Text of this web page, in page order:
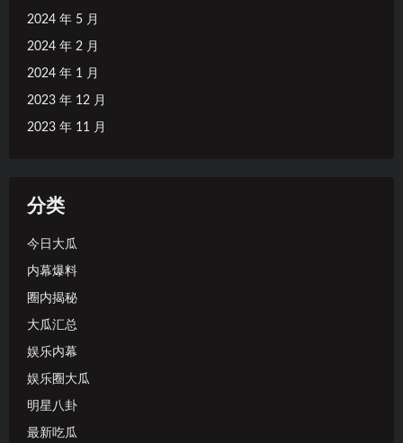
2024 年 5 月
2024 年 2 月
2024 年 1 月
2023 年 12 月
2023 年 11 月
分类
今日大瓜
内幕爆料
圈内揭秘
大瓜汇总
娱乐内幕
娱乐圈大瓜
明星八卦
最新吃瓜